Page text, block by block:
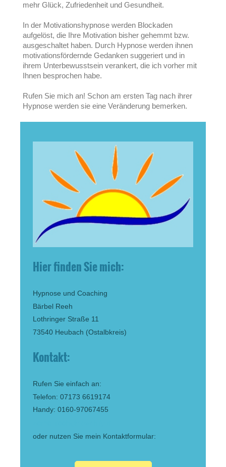
mehr Glück, Zufriedenheit und Gesundheit.
In der Motivationshypnose werden Blockaden
aufgelöst, die Ihre Motivation bisher gehemmt bzw.
ausgeschaltet haben. Durch Hypnose werden ihnen
motivationsfördernde Gedanken suggeriert und in
ihrem Unterbewusstsein verankert, die ich vorher mit
Ihnen besprochen habe.
Rufen Sie mich an! Schon am ersten Tag nach ihrer
Hypnose werden sie eine Veränderung bemerken.
Hier finden Sie mich:
Hypnose und Coaching
Bärbel Reeh
Lothringer Straße 11
73540 Heubach (Ostalbkreis)
Kontakt:
Rufen Sie einfach an:
Telefon: 07173 6619174
Handy: 0160-97067455
oder nutzen Sie mein Kontaktformular: